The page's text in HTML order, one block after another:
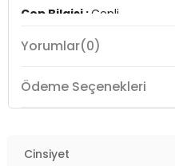
Cep Bilgisi :Cepli
Manken Ölçüsü :
Yorumlar(0)
Ödeme Seçenekleri
Cinsiyet